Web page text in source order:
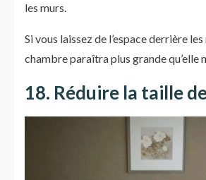
les murs.
Si vous laissez de l’espace derrière
chambre paraîtra plus grande qu’elle
18. Réduire la taille